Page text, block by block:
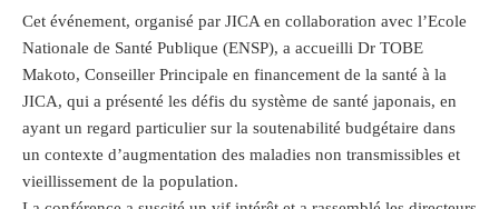
Cet événement, organisé par JICA en collaboration avec l’Ecole
Nationale de Santé Publique (ENSP), a accueilli Dr TOBE
Makoto, Conseiller Principale en financement de la santé à la
JICA, qui a présenté les défis du système de santé japonais, en
ayant un regard particulier sur la soutenabilité budgétaire dans
un contexte d’augmentation des maladies non transmissibles et
vieillissement de la population.